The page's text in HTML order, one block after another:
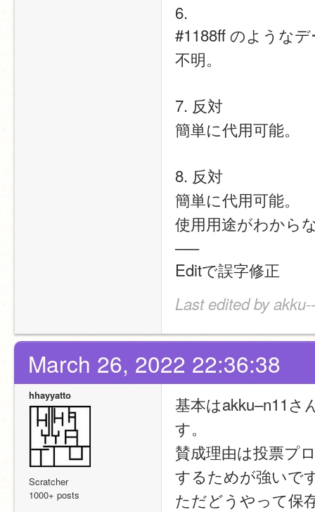
6.
#1188ff のような
不明。
7. 反対
簡単に代用可能。
8. 反対
簡単に代用可能。
使用用途がわから
—–
Editで誤字修正
Last edited by
March 26, 2022 22:36:38
hhayyatto
Scratcher
1000+ posts
基本はakku–n11さ
す。
賛成理由は投票プ
するためが強いで
ただどうやって保